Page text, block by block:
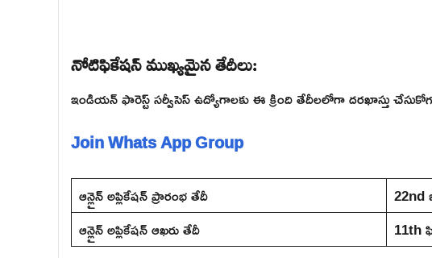
నోటిఫికేషన్ ముఖ్యమైన తేదీలు:
ఇండియన్ ఫారెస్ట్ సర్వీసెస్ ఉద్యోగాలకు ఈ క్రింది తేదీలలోగా దరఖాస్తు
Join Whats App Group
ఆన్లైన్ అప్లికేషన్ ప్రారంభ తేదీ
22nd
ఆన్లైన్ అప్లికేషన్ ఆఖరు తేదీ
11th